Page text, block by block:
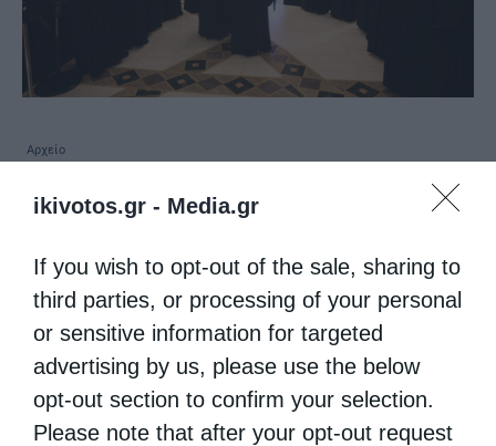
ikivotos.gr - Media.gr
If you wish to opt-out of the sale, sharing to
third parties, or processing of your personal
or sensitive information for targeted
advertising by us, please use the below
opt-out section to confirm your selection.
Please note that after your opt-out request
Αρχείο
Ο Μητροπολίτης Φωκίδος εόρτασε τα
Φανουρίου (ΦΩΤΟ)
απόikivotos 3 Σεπτεμβρίου 2025
Η σημερινή ημέρα, Τετάρτη 3 Σεπτεμβρίου,
αποτελεί μια ξεχωριστή γιορτή για την
τοπική εκκλησία της Φωκίδος, καθώς